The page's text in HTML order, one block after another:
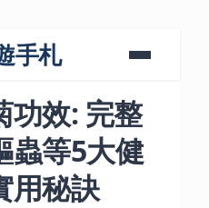
手札
功效: 完整
蟲等5大健
用秘訣